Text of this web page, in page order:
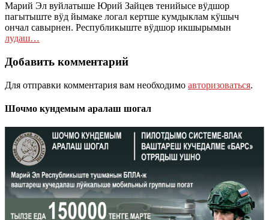
Марий Эл вуйлатыше Юрий Зайцев тенийысе вӱдшор
пагытыште вӱд йымаке логал кертше кумдыклам кӱшыч
ончал савырнен. Республикыште вӱдшор икшырымын
лудаш…
Добавить комментарий
Для отправки комментария вам необходимо авторизоваться.
Шочмо кундемым аралаш шогал